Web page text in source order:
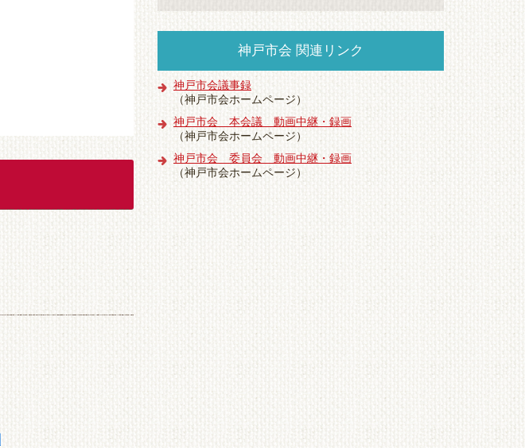
神戸市会 関連リンク
神戸市会議事録
（神戸市会ホームページ）
神戸市会 本会議 動画中継・録画
（神戸市会ホームページ）
神戸市会 委員会 動画中継・録画
（神戸市会ホームページ）